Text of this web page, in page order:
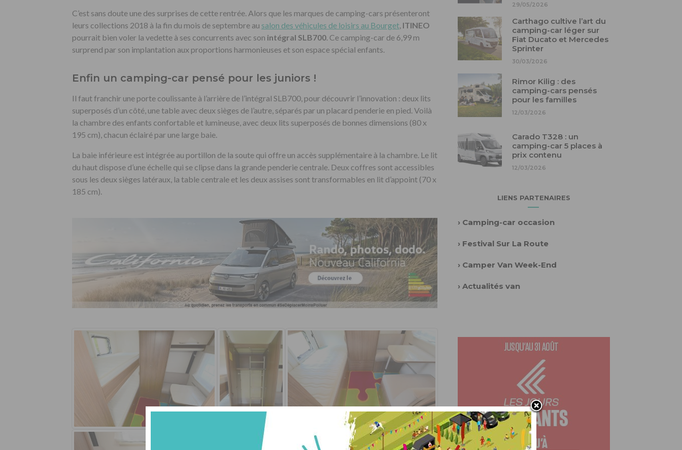
C’est sans doute une des surprises de cette rentrée. Alors que les marques de camping-cars présenteront
leurs collections 2018 à la fin du mois de septembre au salon des véhicules de loisirs au Bourget, ITINEO
pourrait bien voler la vedette à ses concurrents avec son intégral SLB700. Ce camping-car de 6,99 m
surprend par son implantation aux proportions harmonieuses et son espace spécial enfants.
Enfin un camping-car pensé pour les juniors !
Il faut franchir une porte coulissante à l’arrière de l’intégral SLB700, pour découvrir l’innovation : deux lits
superposés d’un côté, une table avec deux sièges de l’autre, séparés par un placard penderie en pied. Voilà
la chambre des enfants confortable et lumineuse, avec deux lits superposés de bonnes dimensions (80 x
195 cm), chacun éclairé par une large baie.
La baie inférieure est intégrée au portillon de la soute qui offre un accès supplémentaire à la chambre. Le lit
du haut dispose d’une échelle qui se clipse dans la grande penderie centrale. Deux coffres sont accessibles
sous les deux sièges latéraux, la table centrale et les deux assises sont transformables en lit d’appoint (70 x
185 cm).
29/05/2026
Carthago cultive l’art du
camping-car léger sur
Fiat Ducato et Mercedes
Sprinter
30/03/2026
Rimor Kilig : des
camping-cars pensés
pour les familles
12/03/2026
Carado T328 : un
camping-car 5 places à
prix contenu
12/03/2026
LIENS PARTENAIRES
› Camping-car occasion
› Festival Sur La Route
› Camper Van Week-End
› Actualités van